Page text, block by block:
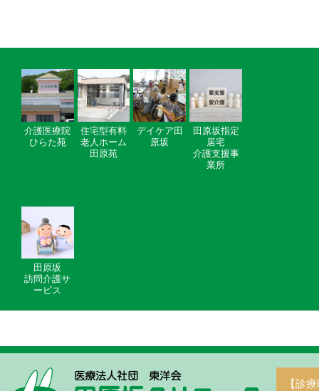
介護医療院
ひらた苑
住宅型有料
老人ホーム
田原苑
デイケア田
原坂
田原坂指定
居宅
介護支援事
業所
田原坂
訪問介護サ
ービス
【診